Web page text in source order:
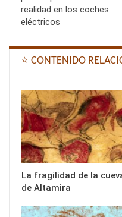
realidad en los coches
eléctricos
⭐ CONTENIDO
La fragilidad de la
de Altamira